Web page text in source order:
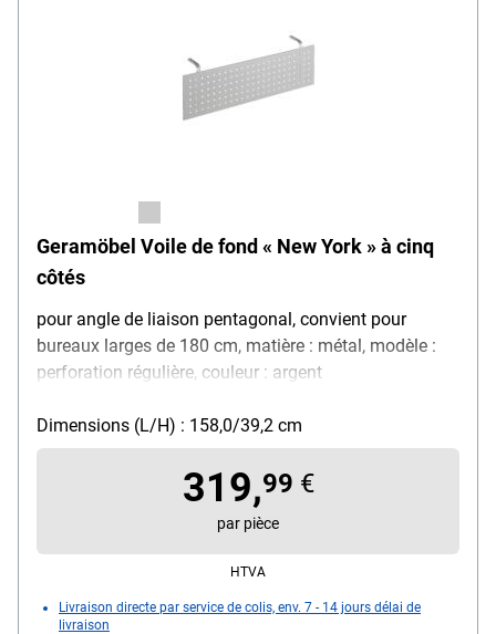
Geramöbel Voile de fond « New York » à cinq
côtés
pour angle de liaison pentagonal, convient pour
bureaux larges de 180 cm, matière : métal, modèle :
perforation régulière, couleur : argent
Dimensions (L/H) : 158,0/39,2 cm
319,99 €
par pièce
HTVA
Livraison directe par service de colis, env. 7 - 14 jours délai de
livraison